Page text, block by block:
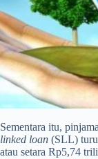
Sementara itu,
linked loan (SLL)
atau setara Rp5,74